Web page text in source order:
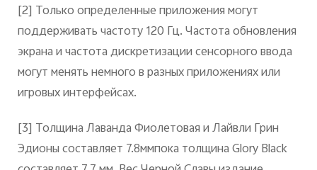
[2] Только определенные приложения могут
поддерживать частоту 120 Гц. Частота обновления
экрана и частота дискретизации сенсорного ввода
могут менять немного в разных приложениях или
игровых интерфейсах.
[3] Толщина Лаванда Фиолетовая и Лайвли Грин
Эдионы составляет 7.8ммпока толщина Glory Black